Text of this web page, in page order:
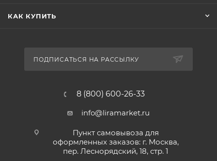
КАК КУПИТЬ
ПОДПИСАТЬСЯ НА РАССЫЛКУ
8 (800) 600-26-33
info@liramarket.ru
Пункт самовывоза для
оформленных заказов: г. Москва,
пер. Леснорядский, 18, стр. 1